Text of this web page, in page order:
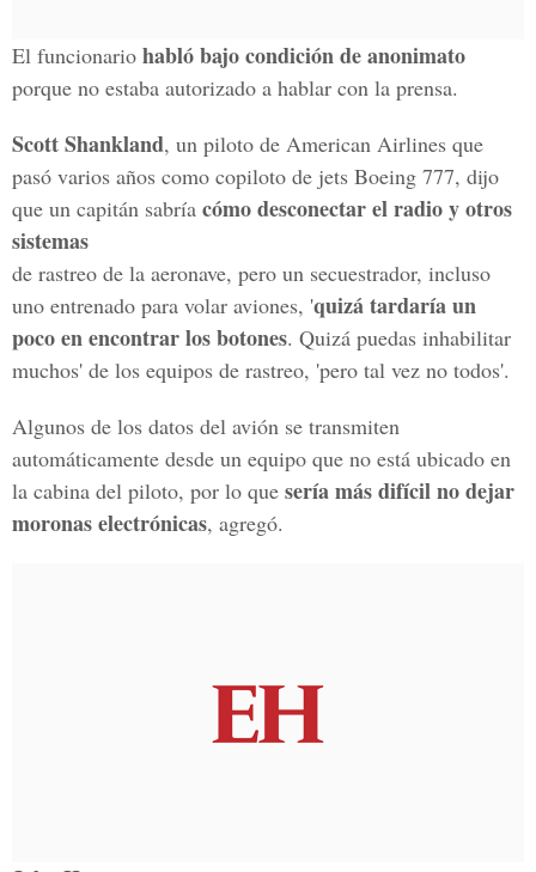
El funcionario habló bajo condición de anonimato
porque no estaba autorizado a hablar con la prensa.
Scott Shankland, un piloto de American Airlines que
pasó varios años como copiloto de jets Boeing 777, dijo
que un capitán sabría cómo desconectar el radio y otros
sistemas
de rastreo de la aeronave, pero un secuestrador, incluso
uno entrenado para volar aviones, 'quizá tardaría un
poco en encontrar los botones. Quizá puedas inhabilitar
muchos' de los equipos de rastreo, 'pero tal vez no todos'.
Algunos de los datos del avión se transmiten
automáticamente desde un equipo que no está ubicado en
la cabina del piloto, por lo que sería más difícil no dejar
moronas electrónicas, agregó.